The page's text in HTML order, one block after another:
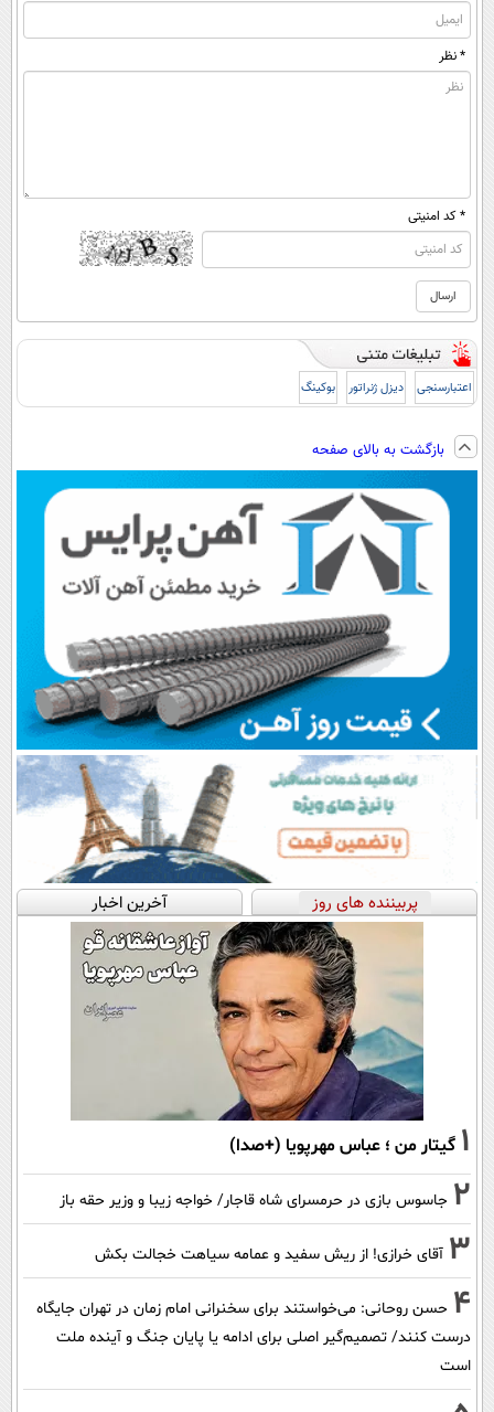
* نظر
* کد امنیتی
اعتبارسنجی دیزل ژنراتور بوکینگ
بازگشت به بالای صفحه
پربیننده های روز آخرین اخبار
1 گیتار من ؛ عباس مهرپویا (+صدا)
2 جاسوس بازی در حرمسرای شاه قاجار/ خواجه زیبا و وزیر حقه باز
3 آقای خرازی! از ریش سفید و عمامه سیاهت خجالت بکش
4 حسن روحانی: می‌خواستند برای سخنرانی امام زمان در تهران جایگاه
درست کنند/ تصمیم‌گیر اصلی برای ادامه یا پایان جنگ و آینده ملت
است